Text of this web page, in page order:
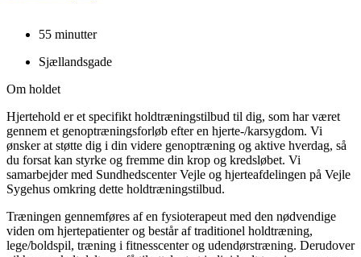
55 minutter
Sjællandsgade
Om holdet
Hjertehold er et specifikt holdtræningstilbud til dig, som har været
gennem et genoptræningsforløb efter en hjerte-/karsygdom. Vi
ønsker at støtte dig i din videre genoptræning og aktive hverdag, så
du forsat kan styrke og fremme din krop og kredsløbet. Vi
samarbejder med Sundhedscenter Vejle og hjerteafdelingen på Vejle
Sygehus omkring dette holdtræningstilbud.
Træningen gennemføres af en fysioterapeut med den nødvendige
viden om hjertepatienter og består af traditionel holdtræning,
lege/boldspil, træning i fitnesscenter og udendørstræning. Derudover